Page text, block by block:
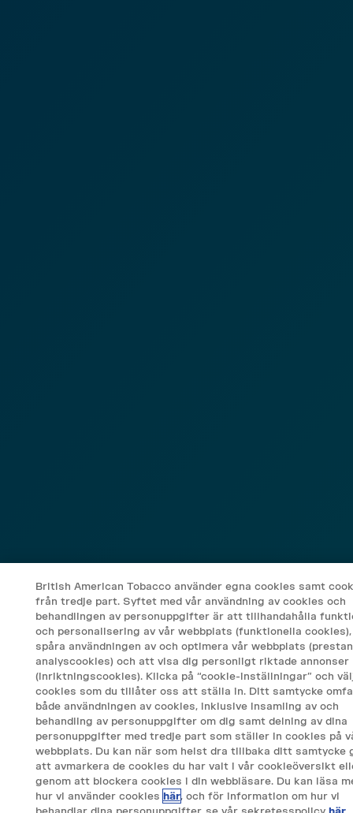
British American Tobacco använder egna cookies samt
från tredje part. Syftet med vår användning av cookies och
behandlingen av personuppgifter är att tillhandahålla
och personalisering av vår webbplats (funktionella
spåra användningen av och optimera vår webbplats
analyscookies) och att visa dig personligt riktade annonser
(inriktningscookies). Klicka på “cookie-inställningar” och
cookies som du tillåter oss att ställa in. Ditt samtycke
både användningen av cookies, inklusive insamling av och
behandling av personuppgifter om dig samt delning av dina
personuppgifter med tredje part som ställer in cookies på
webbplats. Du kan när som helst dra tillbaka ditt samtycke
att avmarkera de cookies du har valt i vår cookieöversikt
genom att blockera cookies i din webbläsare. Du kan läsa
hur vi använder cookies här, och för information om hur vi